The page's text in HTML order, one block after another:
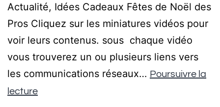
Actualité, Idées Cadeaux Fêtes de Noël des
Pros Cliquez sur les miniatures vidéos pour
voir leurs contenus. sous chaque vidéo
vous trouverez un ou plusieurs liens vers
les communications réseaux… Poursuivre la
lecture